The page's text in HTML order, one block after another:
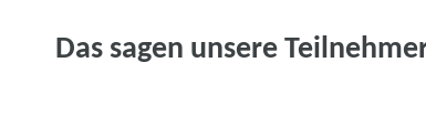
Das sagen unsere